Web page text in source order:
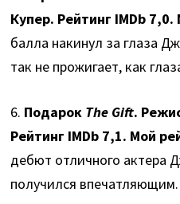
Купер. Рейтинг IMDb
балла накинул за глаза
так не прожигает, как
6. Подарок The Gift.
Рейтинг IMDb 7,1. Мой
дебют отличного актера
получился